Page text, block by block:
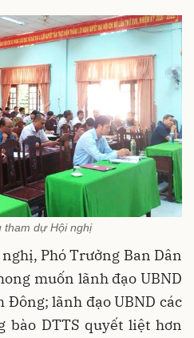
tham dự Hội nghị
Phó Trưởng Ban Dân
muốn lãnh đạo UBND
Đông; lãnh đạo UBND các
bào DTTS quyết liệt hơn